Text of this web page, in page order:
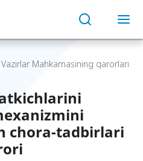
Mahkamasining qarorlari
chora-tadbirlari